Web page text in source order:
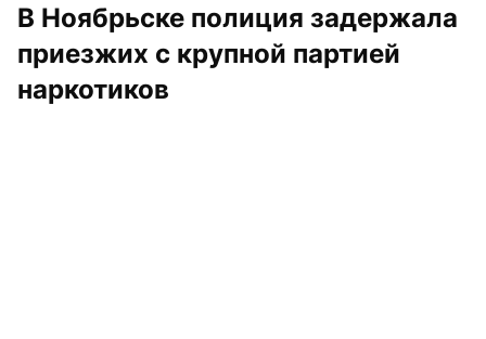
В Ноябрьске полиция задержала
приезжих с крупной партией
наркотиков